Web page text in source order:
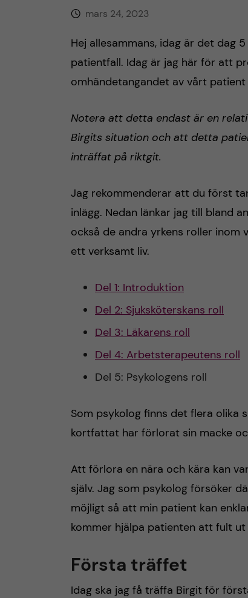
mars 24, 2023
Hej allesammans, idag är det dag
patientfall. Idag är jag här för att
omhändetangandet av vårt patient
Notera att detta endast är en
Birgits situation och att detta
inträffat på riktgit.
Jag rekommenderar att du först
inlägg. Nedan länkar jag till bland
också de andra yrkens roller inom
ett verksamt liv.
Del 1: Introduktion
Del 2: Sjuksköterskans roll
Del 3: Läkarens roll
Del 4: Arbetsterapeutens roll
Del 5: Psykologens roll
Som psykolog finns det flera olika
kortfattat har förlorat sin macke
Att förlora en nära och kära kan
själv. Jag som psykolog försöker
möjligt så att min patient kan
kommer hjälpa patienten att fult
Första träffet
Idag ska jag få träffa Birgit för